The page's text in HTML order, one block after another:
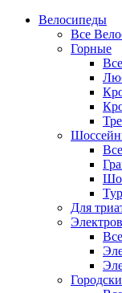
Велосипеды
Все
Горные
Для